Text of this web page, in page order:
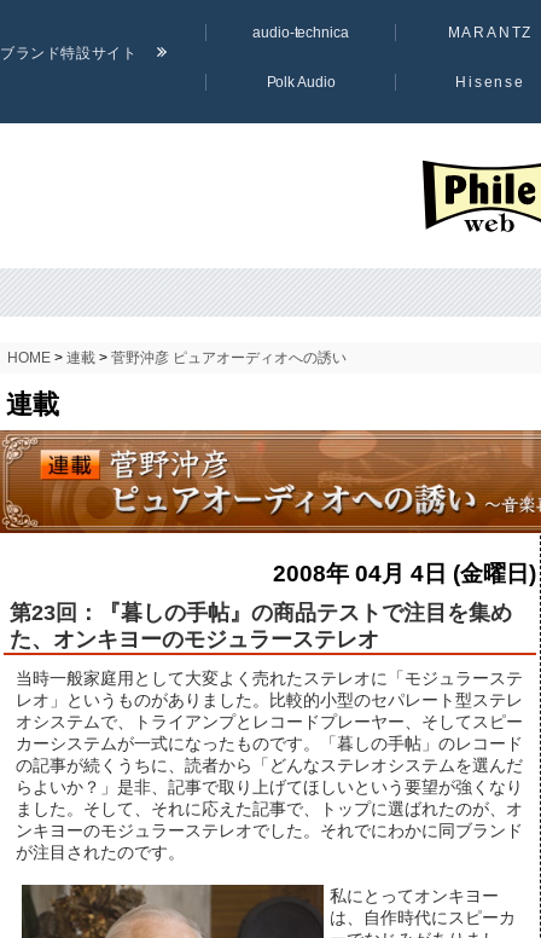
ブランド特設サイト
audio-technica MARANTZ
Polk Audio Hisense
PHILE WEB
HOME > 連載 > 菅野沖彦 ピュアオーディオへの誘い
連載
2008年 04月 4日 (金曜日)
第23回：『暮しの手帖』の商品テストで注目を集め
た、オンキヨーのモジュラーステレオ
当時一般家庭用として大変よく売れたステレオに「モジュラーステ
レオ」というものがありました。比較的小型のセパレート型ステレ
オシステムで、トライアンプとレコードプレーヤー、そしてスピー
カーシステムが一式になったものです。「暮しの手帖」のレコード
の記事が続くうちに、読者から「どんなステレオシステムを選んだ
らよいか？」是非、記事で取り上げてほしいという要望が強くなり
ました。そして、それに応えた記事で、トップに選ばれたのが、オ
ンキヨーのモジュラーステレオでした。それでにわかに同ブランド
が注目されたのです。
私にとってオンキヨー
は、自作時代にスピーカ